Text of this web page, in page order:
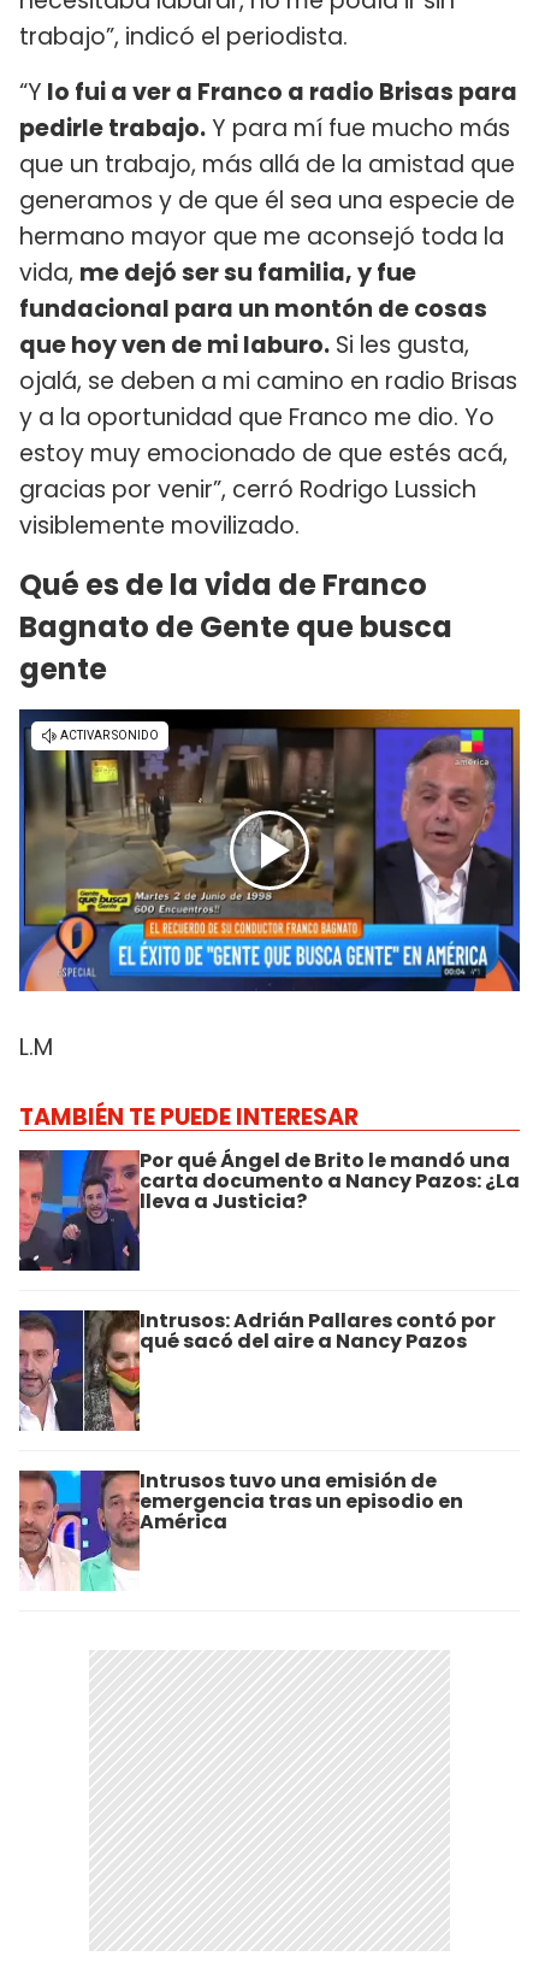
trabajo”, indicó el periodista.
“Y lo fui a ver a Franco a radio Brisas para
pedirle trabajo.Y para mí fue mucho más
que un trabajo, más allá de la amistad que
generamos y de que él sea una especie de
hermano mayor que me aconsejó toda la
vida, me dejó ser su familia, y fue
fundacional para un montón de cosas
que hoy ven de mi laburo. Si les gusta,
ojalá, se deben a mi camino en radio Brisas
y a la oportunidad que Franco me dio. Yo
estoy muy emocionado de que estés acá,
gracias por venir”, cerró Rodrigo Lussich
visiblemente movilizado.
Qué es de la vida de Franco
Bagnato de Gente que busca
gente
L.M
TAMBIÉN TE PUEDE INTERESAR
Por qué Ángel de Brito le mandó una
carta documento a Nancy Pazos: ¿La
lleva a Justicia?
Intrusos: Adrián Pallares contó por
qué sacó del aire a Nancy Pazos
Intrusos tuvo una emisión de
emergencia tras un episodio en
América